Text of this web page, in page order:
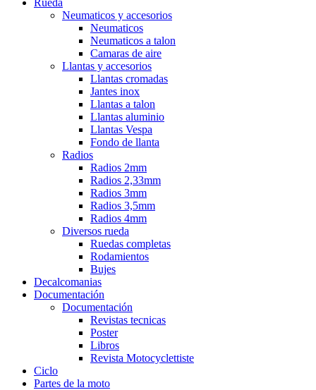
Neumaticos y accesorios
Neumaticos
Neumaticos a talon
Camaras de aire
Llantas y accesorios
Llantas cromadas
Jantes inox
Llantas a talon
Llantas aluminio
Llantas Vespa
Fondo de llanta
Radios
Radios 2mm
Radios 2,33mm
Radios 3mm
Radios 3,5mm
Radios 4mm
Diversos rueda
Ruedas completas
Rodamientos
Bujes
Decalcomanias
Documentación
Documentación
Revistas tecnicas
Poster
Libros
Revista Motocyclettiste
Ciclo
Partes de la moto